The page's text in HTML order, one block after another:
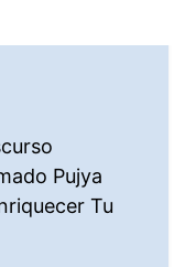
Pujya
Tu